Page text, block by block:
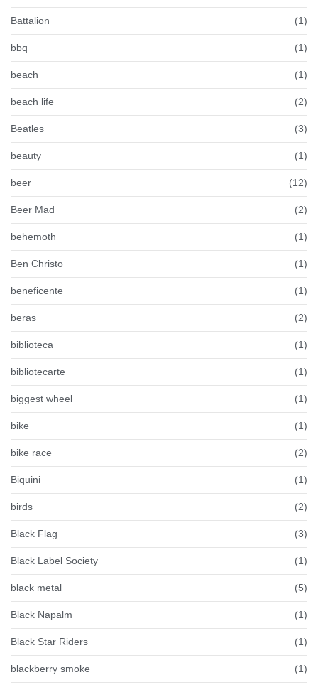
Battalion (1)
bbq (1)
beach (1)
beach life (2)
Beatles (3)
beauty (1)
beer (12)
Beer Mad (2)
behemoth (1)
Ben Christo (1)
beneficente (1)
beras (2)
biblioteca (1)
bibliotecarte (1)
biggest wheel (1)
bike (1)
bike race (2)
Biquini (1)
birds (2)
Black Flag (3)
Black Label Society (1)
black metal (5)
Black Napalm (1)
Black Star Riders (1)
blackberry smoke (1)